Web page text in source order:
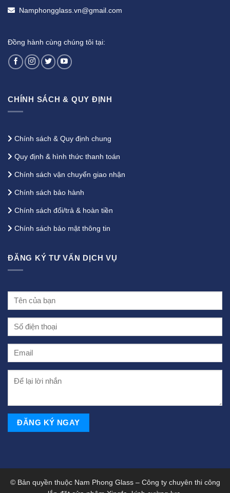
Namphongglass.vn@gmail.com
Đồng hành cùng chúng tôi tại:
CHÍNH SÁCH & QUY ĐỊNH
Chính sách & Quy định chung
Quy định & hình thức thanh toán
Chính sách vận chuyển giao nhận
Chính sách bảo hành
Chính sách đổi/trả & hoàn tiền
Chính sách bảo mật thông tin
ĐĂNG KÝ TƯ VẤN DỊCH VỤ
© Bản quyền thuộc Nam Phong Glass – Công ty chuyên thi công